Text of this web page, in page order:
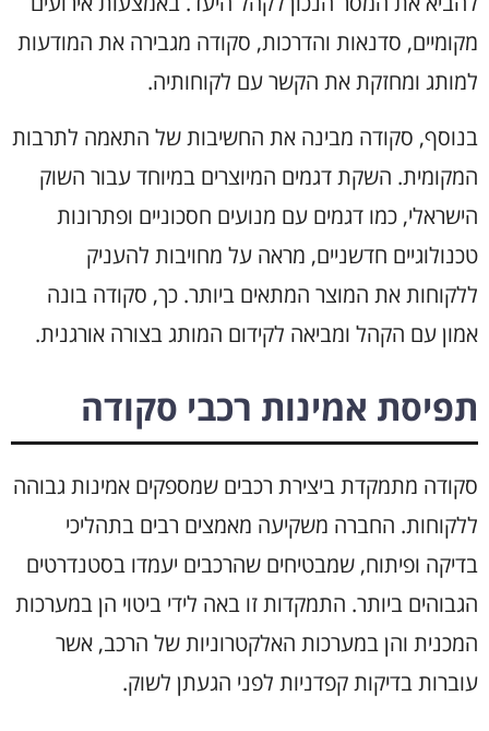
מקומיים, סדנאות והדרכות, סקודה מגבירה את המודעות
למותג ומחזקת את הקשר עם לקוחותיה.
בנוסף, סקודה מבינה את החשיבות של התאמה לתרבות
המקומית. השקת דגמים המיוצרים במיוחד עבור השוק
הישראלי, כמו דגמים עם מנועים חסכוניים ופתרונות
טכנולוגיים חדשניים, מראה על מחויבות להעניק
ללקוחות את המוצר המתאים ביותר. כך, סקודה בונה
אמון עם הקהל ומביאה לקידום המותג בצורה אורגנית.
תפיסת אמינות רכבי סקודה
סקודה מתמקדת ביצירת רכבים שמספקים אמינות גבוהה
ללקוחות. החברה משקיעה מאמצים רבים בתהליכי
בדיקה ופיתוח, שמבטיחים שהרכבים יעמדו בסטנדרטים
הגבוהים ביותר. התמקדות זו באה לידי ביטוי הן במערכות
המכנית והן במערכות האלקטרוניות של הרכב, אשר
עוברות בדיקות קפדניות לפני הגעתן לשוק.